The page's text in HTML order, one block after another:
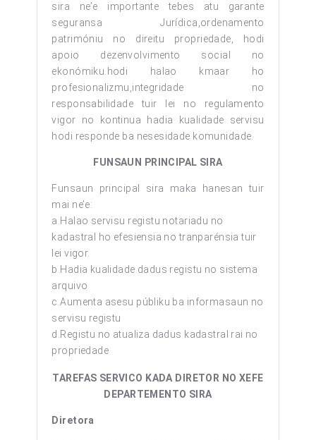
sira ne’e importante tebes atu garante
seguransa Jurídica,ordenamento
patrimóniu no direitu propriedade, hodi
apoio dezenvolvimento social no
ekonómiku.hodi halao kmaar ho
profesionalizmu,integridade no
responsabilidade tuir lei no regulamento
vigor no kontinua hadia kualidade servisu
hodi responde ba nesesidade komunidade.
FUNSAUN PRINCIPAL SIRA
Funsaun principal sira maka hanesan tuir
mai ne’e:
a.Halao servisu registu notariadu no
kadastral ho efesiensia no tranparénsia tuir
lei vigor.
b.Hadia kualidade dadus registu no sistema
arquivo
c.Aumenta asesu públiku ba informasaun no
servisu registu
d.Registu no atualiza dadus kadastral rai no
propriedade
TAREFAS SERVICO KADA DIRETOR NO XEFE
DEPARTEMENTO SIRA
Diretora